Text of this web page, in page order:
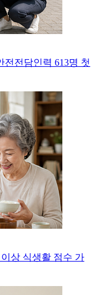
전담인력 613명 첫
상 식생활 점수 가